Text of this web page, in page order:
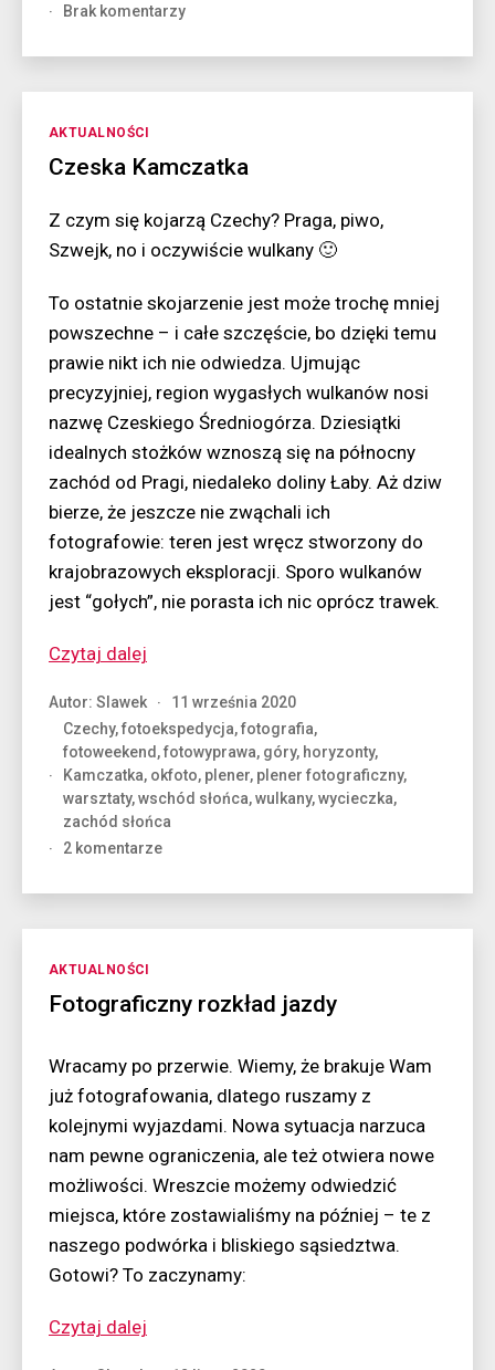
Brak komentarzydo
stożki
Kategorie
AKTUALNOŚCI
Czeska Kamczatka
Z czym się kojarzą Czechy? Praga, piwo,
Szwejk, no i oczywiście wulkany 🙂
To ostatnie skojarzenie jest może trochę mniej
powszechne – i całe szczęście, bo dzięki temu
prawie nikt ich nie odwiedza. Ujmując
precyzyjniej, region wygasłych wulkanów nosi
nazwę Czeskiego Średniogórza. Dziesiątki
idealnych stożków wznoszą się na północny
zachód od Pragi, niedaleko doliny Łaby. Aż dziw
bierze, że jeszcze nie zwąchali ich
fotografowie: teren jest wręcz stworzony do
krajobrazowych eksploracji. Sporo wulkanów
jest “gołych”, nie porasta ich nic oprócz trawek.
Czytaj dalej
Autor: Slawek
11 września 2020
Czechy,fotoekspedycja,fotografia,
fotoweekend ,fotowyprawa, góry, horyzonty,
Kamczatka, okfoto, plener, plener fotograficzny,
warsztaty,wschód słońca,wulkany,wycieczka,
zachód słońca
2 komentarzedo
Kamczatka
Kategorie
AKTUALNOŚCI
Fotograficzny rozkład jazdy
Wracamy po przerwie. Wiemy, że brakuje Wam
już fotografowania, dlatego ruszamy z
kolejnymi wyjazdami. Nowa sytuacja narzuca
nam pewne ograniczenia, ale też otwiera nowe
możliwości. Wreszcie możemy odwiedzić
miejsca, które zostawialiśmy na później – te z
naszego podwórka i bliskiego sąsiedztwa.
Gotowi? To zaczynamy:
Czytaj dalej